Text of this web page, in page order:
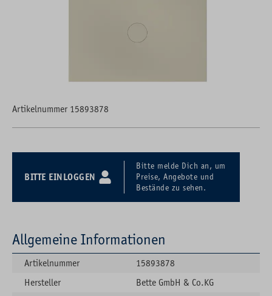
Artikelnummer 15893878
BITTE EINLOGGEN
Bitte melde Dich an, um
Preise, Angebote und
Bestände zu sehen.
Allgemeine Informationen
Artikelnummer
15893878
Hersteller
Bette GmbH & Co.KG